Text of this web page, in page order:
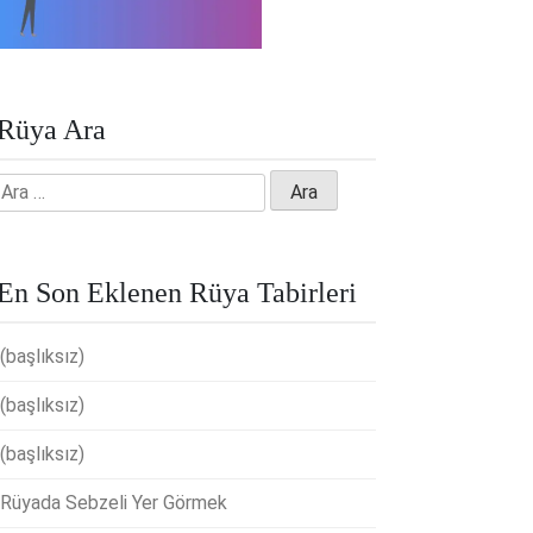
Ara
Son Eklenen Rüya Tabirleri
(başlıksız)
(başlıksız)
(başlıksız)
Rüyada Sebzeli Yer Görmek